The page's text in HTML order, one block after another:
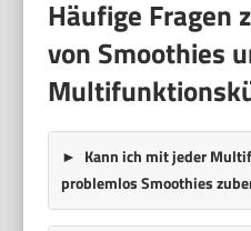
Häufige Fragen
von Smoothies
Kann ich mit jeder
problemlos Smoothies